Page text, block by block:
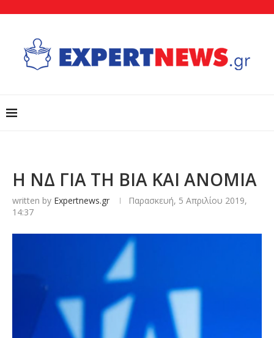
Η ΝΔ ΓΙΑ ΤΗ ΒΙΑ ΚΑΙ ΑΝΟΜΙΑ
written by Expertnews.gr
Παρασκευή, 5 Απριλίου 2019,
14:37